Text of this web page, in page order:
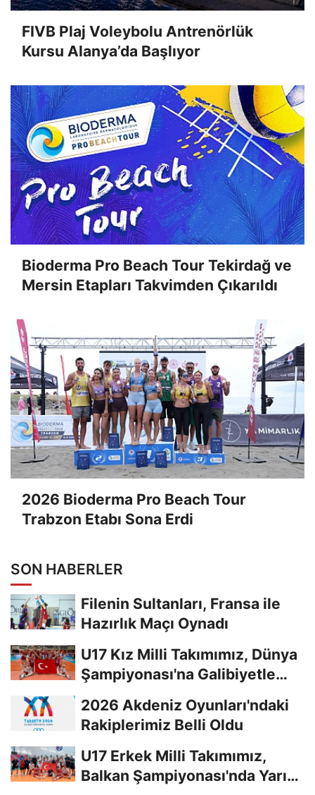
FIVB Plaj Voleybolu Antrenörlük
Kursu Alanya’da Başlıyor
Bioderma Pro Beach Tour Tekirdağ ve
Mersin Etapları Takvimden Çıkarıldı
2026 Bioderma Pro Beach Tour
Trabzon Etabı Sona Erdi
SON HABERLER
Filenin Sultanları, Fransa ile
Hazırlık Maçı Oynadı
U17 Kız Milli Takımımız, Dünya
Şampiyonası'na Galibiyetle
2026 Akdeniz Oyunları'ndaki
Rakiplerimiz Belli Oldu
U17 Erkek Milli Takımımız,
Balkan Şampiyonası'nda Yarı